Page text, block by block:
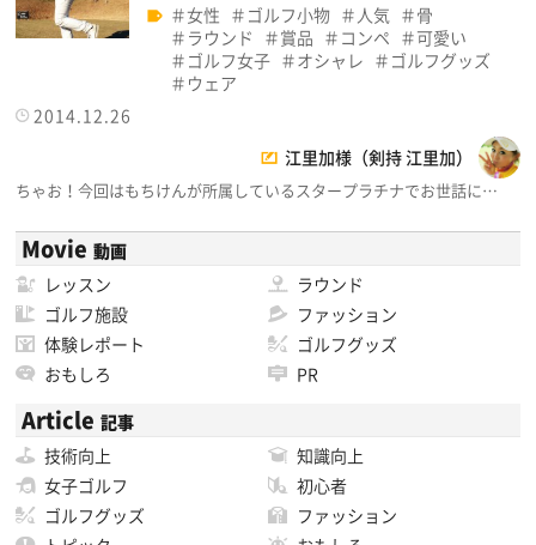
女性 ゴルフ小物 人気
骨
ラウンド
賞品 コンペ
可愛い
ゴルフ女子
オシャレ
ゴルフグッズ
ウェア
2014.12.26
江里加様（剣持 江里加）
ちゃお！今回はもちけんが所属しているスタープラチナでお世話に…
Movie 動画
レッスン
ラウンド
ゴルフ施設
ファッション
体験レポート
ゴルフグッズ
おもしろ
PR
Article 記事
技術向上
知識向上
女子ゴルフ
初心者
ゴルフグッズ
ファッション